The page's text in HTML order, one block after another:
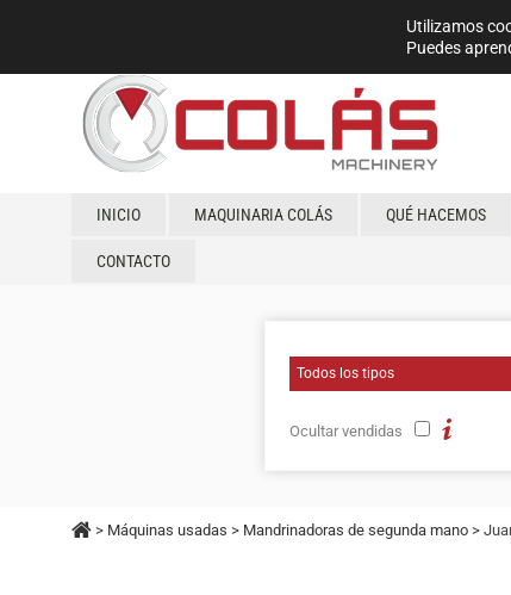
INICIO MAQUINARIA COLÁS QUÉ HACEMOS
CONTACTO
Ocultar vendidas
> Máquinas usadas > Mandrinadoras de segunda mano >
Utilizamos
Puedes